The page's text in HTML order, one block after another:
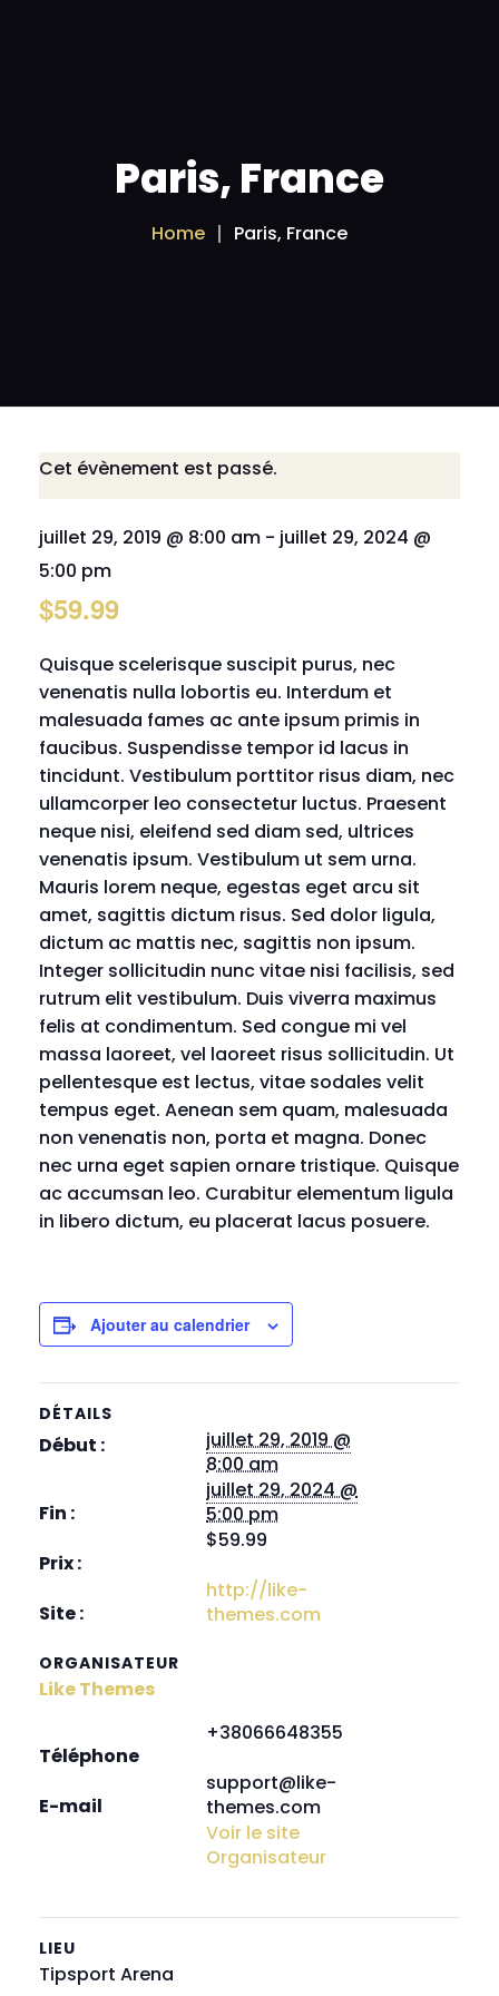
IPTV
Espace revendeur
Applications APK
Paris, France
Home Paris, France
Cet évènement est passé.
juillet 29, 2019 @ 8:00 am - juillet 29, 2024 @
5:00 pm
$59.99
Quisque scelerisque suscipit purus, nec
venenatis nulla lobortis eu. Interdum et
malesuada fames ac ante ipsum primis in
faucibus. Suspendisse tempor id lacus in
tincidunt. Vestibulum porttitor risus diam, nec
ullamcorper leo consectetur luctus. Praesent
neque nisi, eleifend sed diam sed, ultrices
venenatis ipsum. Vestibulum ut sem urna.
Mauris lorem neque, egestas eget arcu sit
amet, sagittis dictum risus. Sed dolor ligula,
dictum ac mattis nec, sagittis non ipsum.
Integer sollicitudin nunc vitae nisi facilisis, sed
rutrum elit vestibulum. Duis viverra maximus
felis at condimentum. Sed congue mi vel
massa laoreet, vel laoreet risus sollicitudin. Ut
pellentesque est lectus, vitae sodales velit
tempus eget. Aenean sem quam, malesuada
non venenatis non, porta et magna. Donec
nec urna eget sapien ornare tristique. Quisque
ac accumsan leo. Curabitur elementum ligula
in libero dictum, eu placerat lacus posuere.
Ajouter au calendrier
DÉTAILS
Début :
juillet 29, 2019 @
8:00 am
Fin :
juillet 29, 2024 @
5:00 pm
Prix :
$59.99
Site :
http://like-
themes.com
ORGANISATEUR
Like Themes
Téléphone
+38066648355
E-mail
support@like-
themes.com
Voir le site
Organisateur
LIEU
Tipsport Arena